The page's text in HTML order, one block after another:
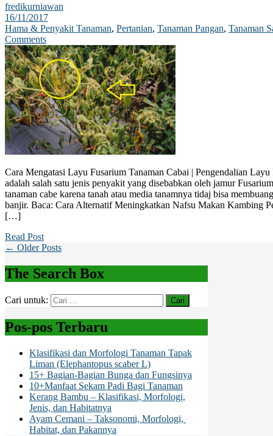
fredikurniawan
16/11/2017
Hama & Penyakit Tanaman, Pertanian, Tanaman Pangan, Tanaman
Comments
Cara Mengatasi Layu Fusarium Tanaman Cabai | Pengendalian
adalah salah satu jenis penyakit yang disebabkan oleh jamur
tanaman cabe karena tanah atau media tanamnya tidaj bisa
banjir. Baca: Cara Alternatif Meningkatkan Nafsu Makan Kambing
[…]
Read Post
← Older Posts
The Search Box
Cari untuk:
Pos-pos Terbaru
Klasifikasi dan Morfologi Tanaman Tapak
Liman (Elephantopus scaber L)
15+ Bagian-Bagian Bunga dan Fungsinya
10+Manfaat Sekam Padi Bagi Tanaman
Kerang Bambu – Klasifikasi, Morfologi,
Jenis, dan Habitatnya
Ayam Cemani – Taksonomi, Morfologi,
Habitat, dan Pakannya